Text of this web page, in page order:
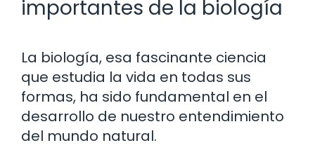
importantes de la biología
La biología, esa fascinante ciencia
que estudia la vida en todas sus
formas, ha sido fundamental en el
desarrollo de nuestro entendimiento
del mundo natural.